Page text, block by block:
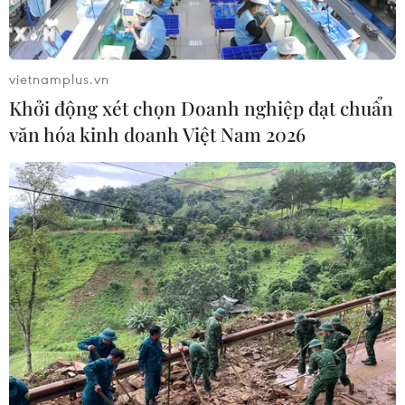
Doanh thu của Apple tại Ấn Độ lần
05/08/2026 00:53
Mexico đứng thứ hai thế giới về xuất
khẩu sản phẩm phục vụ AI
05/08/2026 00:11
Tỷ phú Jeff Bezos bán 15 triệu cổ
phiếu Amazon trị giá hơn 4 tỷ USD
04/08/2026 23:29
vietnamplus.vn
Khởi động xét chọn Doanh nghiệp đạt chuẩn
văn hóa kinh doanh Việt Nam 2026